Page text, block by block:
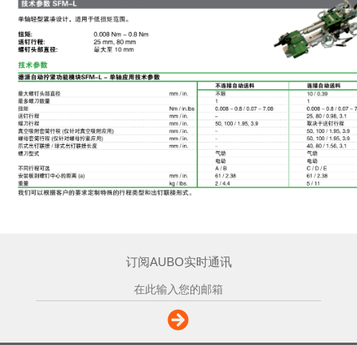
订阅AUBO实时通讯